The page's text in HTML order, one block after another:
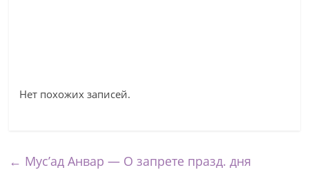
Нет похожих записей.
← Мус’ад Анвар — О запрете празд. дня